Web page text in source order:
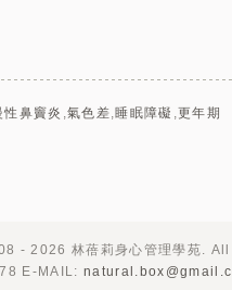
性鼻竇炎 ,氣色差,睡眠障礙 ,更年期
- 2026 林蓓莉身心管理學苑.
E-MAIL: